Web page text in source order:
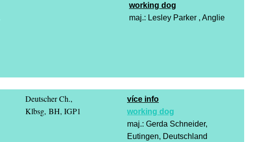
working dog
maj.: Lesley Parker , Anglie
Deutscher Ch.,
Klbsg, BH, IGP1
více info
working dog
maj.: Gerda Schneider,
Eutingen, Deutschland